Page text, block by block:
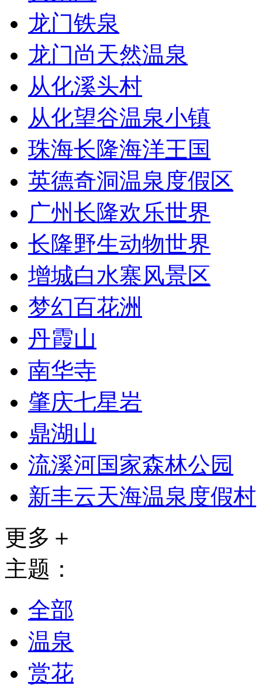
龙门铁泉
龙门尚天然温泉
从化溪头村
从化望谷温泉小镇
珠海长隆海洋王国
英德奇洞温泉度假区
广州长隆欢乐世界
长隆野生动物世界
增城白水寨风景区
梦幻百花洲
丹霞山
南华寺
肇庆七星岩
鼎湖山
流溪河国家森林公园
新丰云天海温泉度假村
更多＋
主题：
全部
温泉
赏花